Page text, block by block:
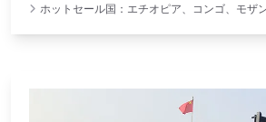
ホットセール国：エチオピア、コンゴ、モザ